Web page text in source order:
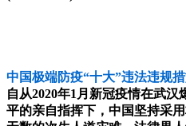
中国极端防疫“十大”违法违规
自从2020年1月新冠疫情在武
平的亲自指挥下，中国坚持采